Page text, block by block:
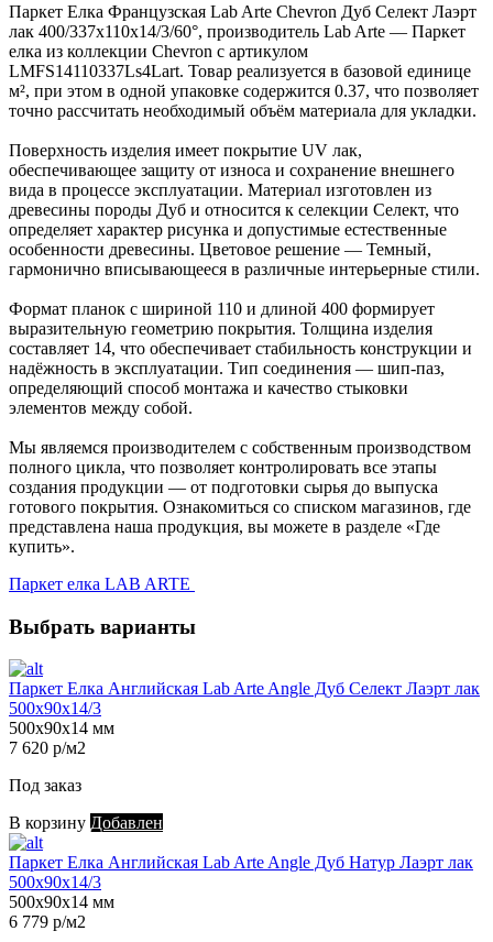
Паркет Елка Французская Lab Arte Chevron Дуб Селект Лаэрт
лак 400/337х110х14/3/60°, производитель Lab Arte — Паркет
елка из коллекции Chevron с артикулом
LMFS14110337Ls4Lart. Товар реализуется в базовой единице
м², при этом в одной упаковке содержится 0.37, что позволяет
точно рассчитать необходимый объём материала для укладки.
Поверхность изделия имеет покрытие UV лак,
обеспечивающее защиту от износа и сохранение внешнего
вида в процессе эксплуатации. Материал изготовлен из
древесины породы Дуб и относится к селекции Селект, что
определяет характер рисунка и допустимые естественные
особенности древесины. Цветовое решение — Темный,
гармонично вписывающееся в различные интерьерные стили.
Формат планок с шириной 110 и длиной 400 формирует
выразительную геометрию покрытия. Толщина изделия
составляет 14, что обеспечивает стабильность конструкции и
надёжность в эксплуатации. Тип соединения — шип-паз,
определяющий способ монтажа и качество стыковки
элементов между собой.
Мы являемся производителем с собственным производством
полного цикла, что позволяет контролировать все этапы
создания продукции — от подготовки сырья до выпуска
готового покрытия. Ознакомиться со списком магазинов, где
представлена наша продукция, вы можете в разделе «Где
купить».
Паркет елка LAB ARTE
Выбрать варианты
Паркет Елка Английская Lab Arte Angle Дуб Селект Лаэрт лак
500х90х14/3
500х90х14 мм
7 620 р/м2
Под заказ
В корзину Добавлен
Паркет Елка Английская Lab Arte Angle Дуб Натур Лаэрт лак
500х90х14/3
500х90х14 мм
6 779 р/м2